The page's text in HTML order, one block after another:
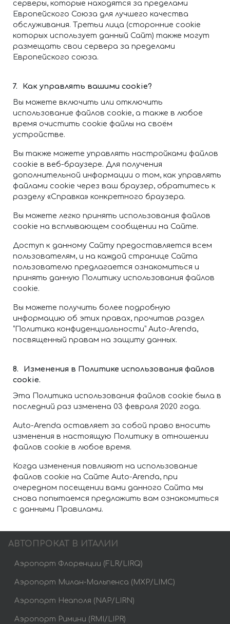
серверы, которые находятся за пределами
Европейского Союза для лучшего качества
обслуживания. Третьи лица (сторонние cookie
которых использует данный Сайт) также могут
размещать свои сервера за пределами
Европейского союза.
Как управлять вашими cookie?
Вы можете включить или отключить
использование файлов cookie, а также в любое
время очистить cookie файлы на своём
устройстве.
Вы также можете управлять настройками файлов
cookie в веб-браузере. Для получения
дополнительной информации о том, как управлять
файлами cookie через ваш браузер, обратитесь к
разделу «Справка» конкретного браузера.
Вы можете легко принять использования файлов
cookie на всплывающем сообщении на Сайте.
Доступ к данному Сайту предоставляется всем
пользователям, и на каждой странице Сайта
пользователю предлагается ознакомиться и
принять данную Политику использования файлов
cookie.
Вы можете получить более подробную
информацию об этих правах, прочитав раздел
“Политика конфиденциальности” Auto-Arenda,
посвященный правам на защиту данных.
Изменения в Политике использования файлов
cookie.
Эта Политика использования файлов cookie была в
последний раз изменена 03 февраля 2020 года.
Auto-Arenda оставляет за собой право вносить
изменения в настоящую Политику в отношении
файлов cookie в любое время.
Когда изменения повлияют на использование
файлов cookie на Сайте Auto-Arenda, при
очередном посещении вами данного Сайта мы
снова попытаемся предложить вам ознакомиться
с данными Правилами.
АВТОПРОКАТ В ИТАЛИИ
Аэропорт Флоренции (FLR/LIRQ)
Аэропорт Милан-Мальпенса (MXP/LIMC)
Аэропорт Неаполя (NAP/LIRN)
Аэропорт Римини (RMI/LIPR)